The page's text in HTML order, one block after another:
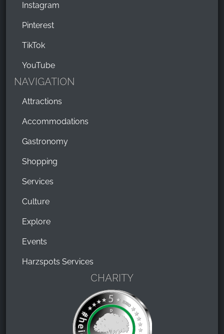
Instagram
Pinterest
TikTok
YouTube
NAVIGATION
Attractions
Accommodations
Gastronomy
Shopping
Services
Culture
Explore
Events
Harzspots Services
CHARITY